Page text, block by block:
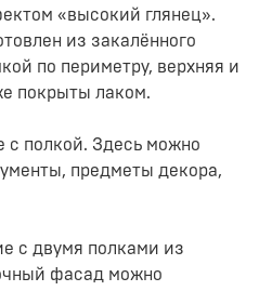
«высокий глянец».
из закалённого
по периметру, верхняя и
покрыты лаком.
с полкой. Здесь можно
предметы декора,
с двумя полками из
фасад можно